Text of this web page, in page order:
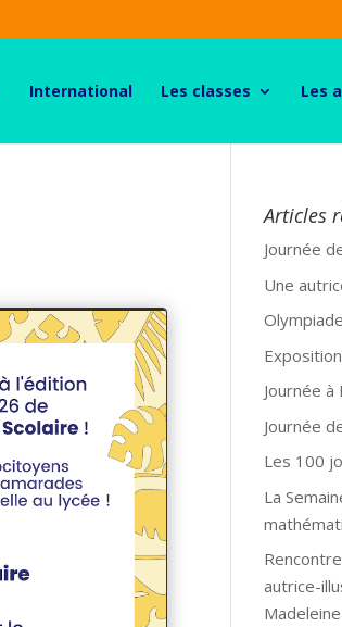
International Les classes Les
Articles
Journée
Une
Journée à
Journée
Les 100
La
autrice-